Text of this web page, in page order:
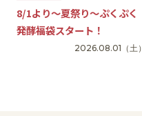
8/1より～夏祭り～ぷくぷく
発酵福袋スタート！
2026.08.01 （土）